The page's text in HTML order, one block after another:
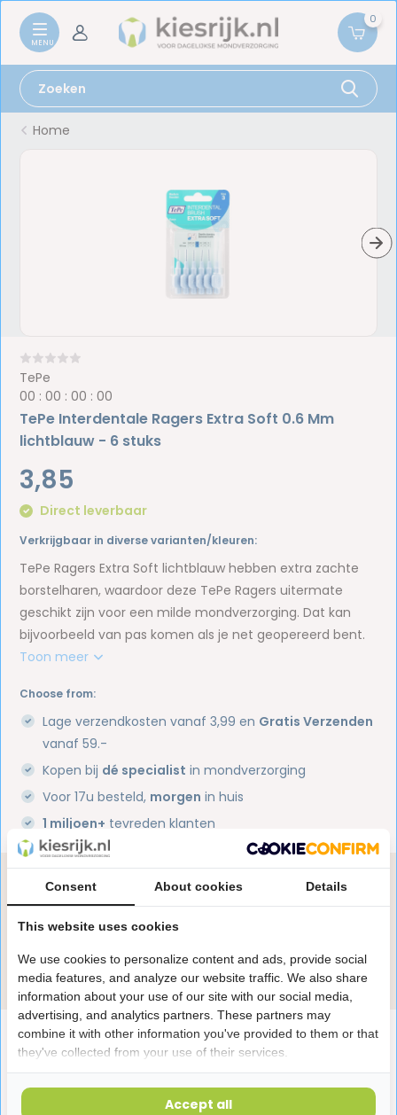
0
Home
TePe
00 :00 :00 :00
TePe Interdentale Ragers Extra Soft 0.6 Mm
lichtblauw - 6 stuks
3,85
Direct leverbaar
Verkrijgbaar in diverse varianten/kleuren:
TePe Ragers Extra Soft lichtblauw hebben extra zachte
borstelharen, waardoor deze TePe Ragers uitermate
geschikt zijn voor een milde mondverzorging. Dat kan
bijvoorbeeld van pas komen als je net geopereerd bent.
Toon meer
Choose from:
Lage verzendkosten vanaf 3,99 en Gratis Verzenden
vanaf 59.-
Kopen bij dé specialist in mondverzorging
Voor 17u besteld, morgen in huis
1 miljoen+ tevreden klanten
Productomschrijving
Reviews
Heb je een vraag over dit product?
Onze specialisten helpen je graag! Spreek ons aan
in de chat of stuur een e-mail.
Stuur e-mail
Consent About cookies Details
This website uses cookies
We use cookies to personalize content and ads, provide social
media features, and analyze our website traffic. We also share
information about your use of our site with our social media,
advertising, and analytics partners. These partners may
combine it with other information you've provided to them or that
they've collected from your use of their services.
Accept all